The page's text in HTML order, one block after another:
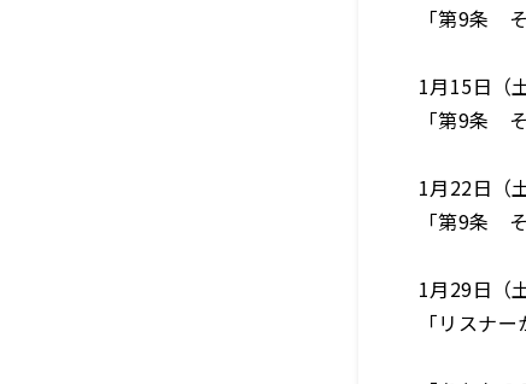
「第9条
1月15日（
「第9条
1月22日（
「第9条
1月29日（
「リスナ